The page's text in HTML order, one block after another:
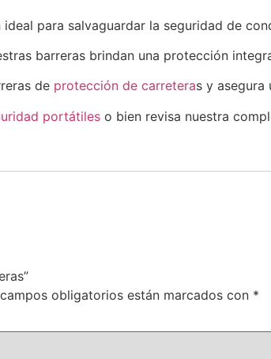
para salvaguardar la seguridad de
barreras brindan una protección
de protección de carreteras y asegura
portátiles o bien revisa nuestra
obligatorios están marcados con *